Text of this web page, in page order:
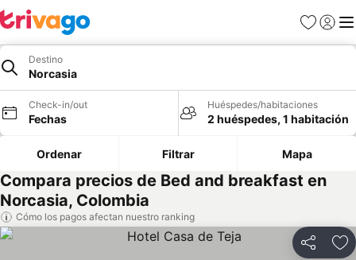
Favoritos
Iniciar
Destino
Norcasia
Check-in/out
Fechas
Huéspedes/habitaciones
2 huéspedes, 1 habitación
Ordenar Filtrar Mapa
Compara precios de Bed and breakfast en
Norcasia, Colombia
Cómo los pagos afectan nuestro ranking
Compartir